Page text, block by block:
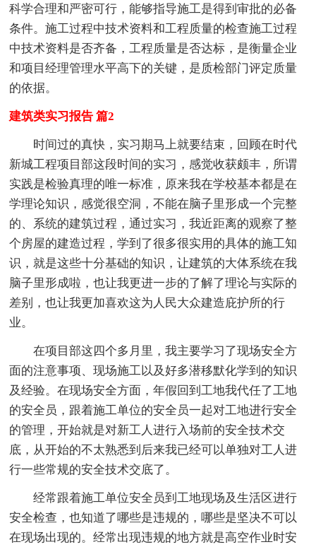
科学合理和严密可行，能够指导施工是得到审批的必备
条件。施工过程中技术资料和工程质量的检查施工过程
中技术资料是否齐备，工程质量是否达标，是衡量企业
和项目经理管理水平高下的关键，是质检部门评定质量
的依据。
建筑类实习报告 篇2
时间过的真快，实习期马上就要结束，回顾在时代
新城工程项目部这段时间的实习，感觉收获颇丰，所谓
实践是检验真理的唯一标准，原来我在学校基本都是在
学理论知识，感觉很空洞，不能在脑子里形成一个完整
的、系统的建筑过程，通过实习，我近距离的观察了整
个房屋的建造过程，学到了很多很实用的具体的施工知
识，就是这些十分基础的知识，让建筑的大体系统在我
脑子里形成啦，也让我更进一步的了解了理论与实际的
差别，也让我更加喜欢这为人民大众建造庇护所的行
业。
在项目部这四个多月里，我主要学习了现场安全方
面的注意事项、现场施工以及好多潜移默化学到的知识
及经验。在现场安全方面，年假回到工地我代任了工地
的安全员，跟着施工单位的安全员一起对工地进行安全
的管理，开始就是对新工人进行入场前的安全技术交
底，从开始的不太熟悉到后来我已经可以单独对工人进
行一些常规的安全技术交底了。
经常跟着施工单位安全员到工地现场及生活区进行
安全检查，也知道了哪些是违规的，哪些是坚决不可以
在现场出现的。经常出现违规的地方就是高空作业时安